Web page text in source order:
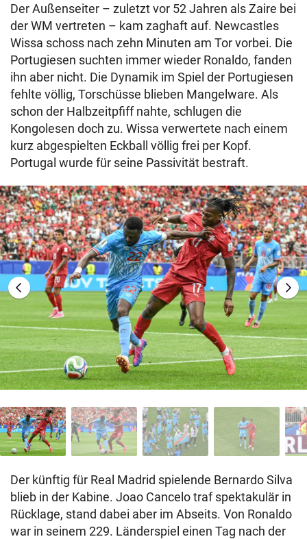
Der Außenseiter – zuletzt vor 52 Jahren als Zaire bei
der WM vertreten – kam zaghaft auf. Newcastles
Wissa schoss nach zehn Minuten am Tor vorbei. Die
Portugiesen suchten immer wieder Ronaldo, fanden
ihn aber nicht. Die Dynamik im Spiel der Portugiesen
fehlte völlig, Torschüsse blieben Mangelware. Als
schon der Halbzeitpfiff nahte, schlugen die
Kongolesen doch zu. Wissa verwertete nach einem
kurz abgespielten Eckball völlig frei per Kopf.
Portugal wurde für seine Passivität bestraft.
Der künftig für Real Madrid spielende Bernardo Silva
blieb in der Kabine. Joao Cancelo traf spektakulär in
Rücklage, stand dabei aber im Abseits. Von Ronaldo
war in seinem 229. Länderspiel einen Tag nach der